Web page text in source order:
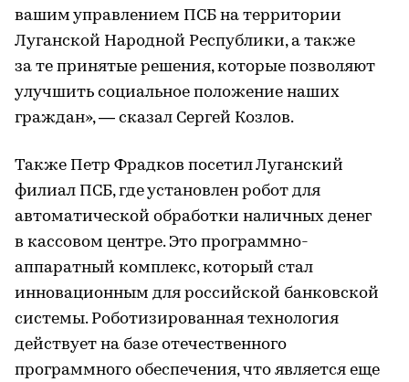
вашим управлением ПСБ на территории
Луганской Народной Республики, а также
за те принятые решения, которые позволяют
улучшить социальное положение наших
граждан», — сказал Сергей Козлов.
Также Петр Фрадков посетил Луганский
филиал ПСБ, где установлен робот для
автоматической обработки наличных денег
в кассовом центре. Это программно-
аппаратный комплекс, который стал
инновационным для российской банковской
системы. Роботизированная технология
действует на базе отечественного
программного обеспечения, что является еще